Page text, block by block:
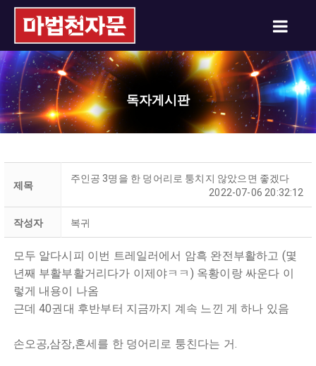
독자게시판
제목
주인공 3명을 한 덩어리로 퉁치지 않았으면 좋겠다
2022-07-06 20:32:12
작성자 복귀
모두 알다시피 이번 트레일러에서 암흑 완전부활하고 (몇
년째 부활부활거리다가 이제야ㅋㅋ) 옥황이랑 싸운다 이
렇게 내용이 나옴
근데 40권대 후반부터 지금까지 ​계속 느낀 게 하나 있음
손오공,삼장,혼세를 한 덩어리로 퉁친다는 거.